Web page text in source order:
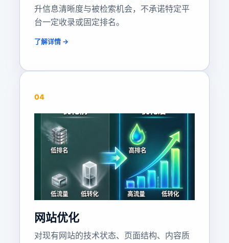
升信息清晰度与被检索机会，不承诺特定平
台一定收录或固定排名。
了解详情 →
04
网站优化
对现有网站的技术状态、页面结构、内容质